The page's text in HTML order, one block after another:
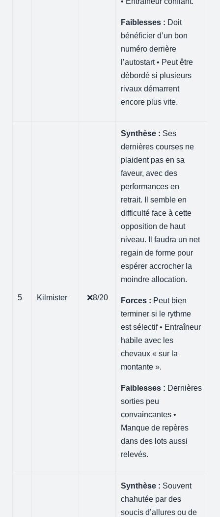
Faiblesses : Doit
bénéficier d’un bon
numéro derrière
l’autostart • Peut être
débordé si plusieurs
rivaux démarrent
encore plus vite.
5 Kilmister ❌8/20
Synthèse : Ses
dernières courses ne
plaident pas en sa
faveur, avec des
performances en
retrait. Il semble en
difficulté face à cette
opposition de haut
niveau. Il faudra un net
regain de forme pour
espérer accrocher la
moindre allocation.
Forces : Peut bien
terminer si le rythme
est sélectif • Entraîneur
habile avec les
chevaux « sur la
montante ».
Faiblesses : Dernières
sorties peu
convaincantes •
Manque de repères
dans des lots aussi
relevés.
Synthèse : Souvent
chahutée par des
soucis d’allures ou de